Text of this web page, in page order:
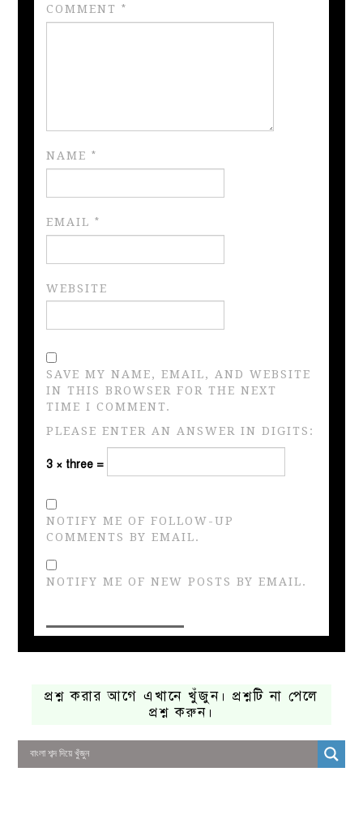
COMMENT*
NAME*
EMAIL*
WEBSITE
SAVE MY NAME, EMAIL, AND WEBSITE
IN THIS BROWSER FOR THE NEXT
TIME I COMMENT.
PLEASE ENTER AN ANSWER IN DIGITS:
3 × three =
NOTIFY ME OF FOLLOW-UP
COMMENTS BY EMAIL.
NOTIFY ME OF NEW POSTS BY EMAIL.
প্রশ্ন করার আগে এখানে খুঁজুন। প্রশ্নটি না পেলে
প্রশ্ন করুন।